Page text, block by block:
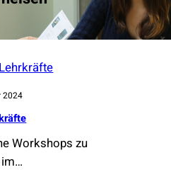
2024
Workshops zu